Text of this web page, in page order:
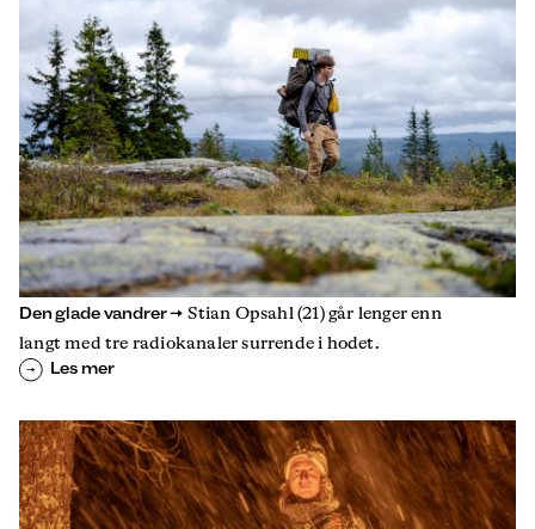
Den glade vandrer
Stian Opsahl (21) går lenger enn
langt med tre radiokanaler surrende i hodet.
Les mer
Uteliggeren